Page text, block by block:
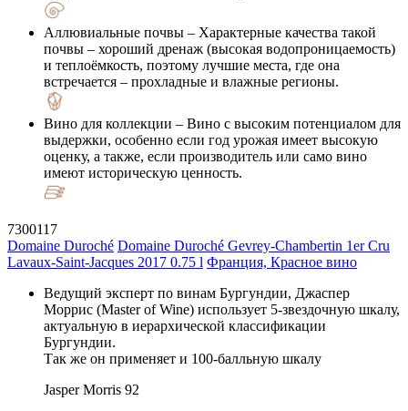
Аллювиальные почвы – Характерные качества такой
почвы – хороший дренаж (высокая водопроницаемость)
и теплоёмкость, поэтому лучшие места, где она
встречается – прохладные и влажные регионы.
Вино для коллекции – Вино с высоким потенциалом для
выдержки, особенно если год урожая имеет высокую
оценку, а также, если производитель или само вино
имеют историческую ценность.
7300117
Domaine Duroché Domaine Duroché Gevrey-Chambertin 1er Cru
Lavaux-Saint-Jacques 2017 0.75 l Франция, Красное вино
Ведущий эксперт по винам Бургундии, Джаспер
Моррис (Master of Wine) использует 5-звездочную шкалу,
актуальную в иерархической классификации
Бургундии.
Так же он применяет и 100-балльную шкалу
Jasper Morris 92